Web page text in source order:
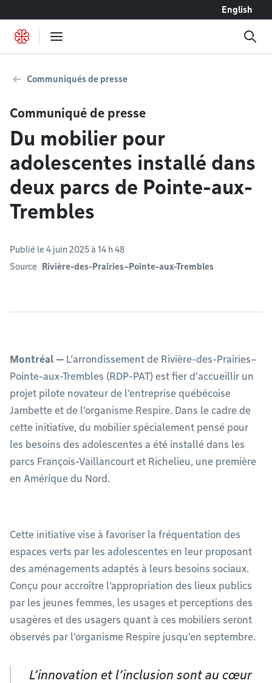
English
Communiqués de presse
Communiqué de presse
Du mobilier pour
adolescentes installé dans
deux parcs de Pointe-aux-
Trembles
Publié le 4 juin 2025 à 14 h 48
Source
Rivière-des-Prairies–Pointe-aux-Trembles
Montréal — L’arrondissement de Rivière-des-Prairies–
Pointe-aux-Trembles (RDP-PAT) est fier d’accueillir un
projet pilote novateur de l’entreprise québécoise
Jambette et de l’organisme Respire. Dans le cadre de
cette initiative, du mobilier spécialement pensé pour
les besoins des adolescentes a été installé dans les
parcs François-Vaillancourt et Richelieu, une première
en Amérique du Nord.
Cette initiative vise à favoriser la fréquentation des
espaces verts par les adolescentes en leur proposant
des aménagements adaptés à leurs besoins sociaux.
Conçu pour accroître l'appropriation des lieux publics
par les jeunes femmes, les usages et perceptions des
usagères et des usagers quant à ces mobiliers seront
observés par l'organisme Respire jusqu'en septembre.
L’innovation et l’inclusion sont au cœur